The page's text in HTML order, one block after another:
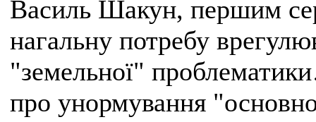
Василь Шакун, першим
нагальну потребу
"земельної"
про унормування